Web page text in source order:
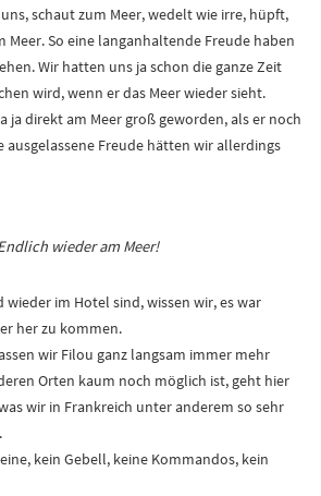
schaut zum Meer, wedelt wie irre, hüpft,
Meer. So eine langanhaltende Freude haben
Wir hatten uns ja schon die ganze Zeit
wird, wenn er das Meer wieder sieht.
ja direkt am Meer groß geworden, als er noch
ausgelassene Freude hätten wir allerdings
wieder am Meer!
wieder im Hotel sind, wissen wir, es war
her zu kommen.
wir Filou ganz langsam immer mehr
Orten kaum noch möglich ist, geht hier
wir in Frankreich unter anderem so sehr
kein Gebell, keine Kommandos, kein